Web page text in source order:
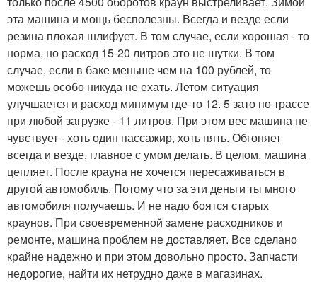
эта машина и мощь бесполезны. Всегда и везде если
резина плохая шлифует. В том случае, если хорошая - то
норма, но расход 15-20 литров это не шутки. В том
случае, если в баке меньше чем на 100 рублей, то
можешь особо никуда не ехать. Летом ситуация
улучшается и расход минимум где-то 12. 5 зато по трассе
при любой загрузке - 11 литров. При этом вес машина не
чувствует - хоть один пассажир, хоть пять. Обгоняет
всегда и везде, главное с умом делать. В целом, машина
цепляет. После крауна не хочется пересаживаться в
другой автомобиль. Потому что за эти деньги ты много
автомобиля получаешь. И не надо боятся старых
краунов. При своевременной замене расходников и
ремонте, машина проблем не доставляет. Все сделано
крайне надежно и при этом довольно просто. Запчасти
недорогие, найти их нетрудно даже в магазинах.